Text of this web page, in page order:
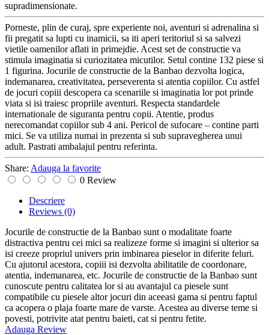
supradimensionate.
Porneste, plin de curaj, spre experiente noi, aventuri si adrenalina si
fii pregatit sa lupti cu inamicii, sa iti aperi teritoriul si sa salvezi
vietile oamenilor aflati in primejdie. Acest set de constructie va
stimula imaginatia si curiozitatea micutilor. Setul contine 132 piese si
1 figurina. Jocurile de constructie de la Banbao dezvolta logica,
indemanarea, creativitatea, perseverenta si atentia copiilor. Cu astfel
de jocuri copiii descopera ca scenariile si imaginatia lor pot prinde
viata si isi traiesc propriile aventuri. Respecta standardele
internationale de siguranta pentru copii. Atentie, produs
nerecomandat copiilor sub 4 ani. Pericol de sufocare – contine parti
mici. Se va utiliza numai in prezenta si sub supravegherea unui
adult. Pastrati ambalajul pentru referinta.
Share: Adauga la favorite
0 Review
Descriere
Reviews (0)
Jocurile de constructie de la Banbao sunt o modalitate foarte
distractiva pentru cei mici sa realizeze forme si imagini si ulterior sa
isi creeze propriul univers prin imbinarea pieselor in diferite feluri.
Cu ajutorul acestora, copiii isi dezvolta abilitatile de coordonare,
atentia, indemanarea, etc. Jocurile de constructie de la Banbao sunt
cunoscute pentru calitatea lor si au avantajul ca piesele sunt
compatibile cu piesele altor jocuri din aceeasi gama si pentru faptul
ca acopera o plaja foarte mare de varste. Acestea au diverse teme si
povesti, potrivite atat pentru baieti, cat si pentru fetite.
Adauga Review